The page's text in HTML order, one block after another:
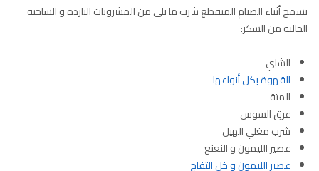
يسمح أثناء الصيام المتقطع شرب ما يلي من المشروبات الباردة و الساخنة
الخالية من السكر:
الشاي
القهوة بكل أنواعها
المتة
عرق السوس
شرب مغلي الهيل
عصير الليمون و النعنع
عصير الليمون و خل التفاح